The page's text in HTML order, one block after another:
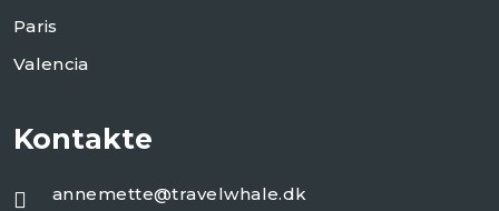
Paris
Valencia
Kontakte
annemette@travelwhale.dk